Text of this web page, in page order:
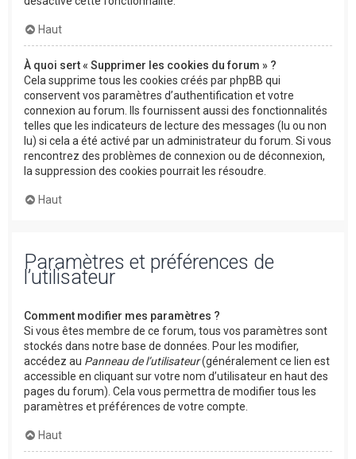
Haut
À quoi sert « Supprimer les cookies du forum » ?
Cela supprime tous les cookies créés par phpBB qui
conservent vos paramètres d’authentification et votre
connexion au forum. Ils fournissent aussi des fonctionnalités
telles que les indicateurs de lecture des messages (lu ou non
lu) si cela a été activé par un administrateur du forum. Si vous
rencontrez des problèmes de connexion ou de déconnexion,
la suppression des cookies pourrait les résoudre.
Haut
Paramètres et préférences de
l’utilisateur
Comment modifier mes paramètres ?
Si vous êtes membre de ce forum, tous vos paramètres sont
stockés dans notre base de données. Pour les modifier,
accédez au Panneau de l’utilisateur(généralement ce lien est
accessible en cliquant sur votre nom d’utilisateur en haut des
pages du forum). Cela vous permettra de modifier tous les
paramètres et préférences de votre compte.
Haut